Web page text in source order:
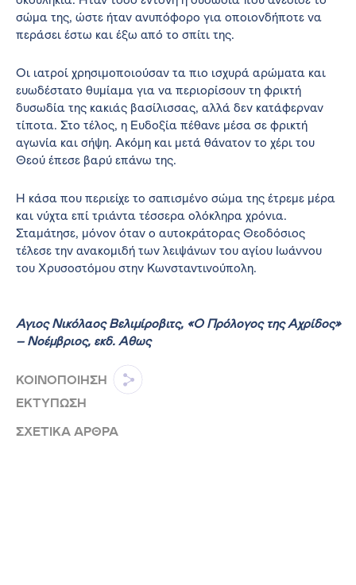
σώμα της, ώστε ήταν ανυπόφορο για οποιονδήποτε να
περάσει έστω και έξω από το σπίτι της.
Οι ιατροί χρησιμοποιούσαν τα πιο ισχυρά αρώματα και
ευωδέστατο θυμίαμα για να περιορίσουν τη φρικτή
δυσωδία της κακιάς βασίλισσας, αλλά δεν κατάφερναν
τίποτα. Στο τέλος, η Ευδοξία πέθανε μέσα σε φρικτή
αγωνία και σήψη. Ακόμη και μετά θάνατον το χέρι του
Θεού έπεσε βαρύ επάνω της.
Η κάσα που περιείχε το σαπισμένο σώμα της έτρεμε μέρα
και νύχτα επί τριάντα τέσσερα ολόκληρα χρόνια.
Σταμάτησε, μόνον όταν ο αυτοκράτορας Θεοδόσιος
τέλεσε την ανακομιδή των λειψάνων του αγίου Ιωάννου
του Χρυσοστόμου στην Κωνσταντινούπολη.
Άγιος Νικόλαος Βελιμίροβιτς, «Ο Πρόλογος της Αχρίδος»
– Νοέμβριος, εκδ. Άθως
ΚΟΙΝΟΠΟΙΗΣΗ
ΕΚΤΥΠΩΣΗ
ΣΧΕΤΙΚΑ ΑΡΘΡΑ